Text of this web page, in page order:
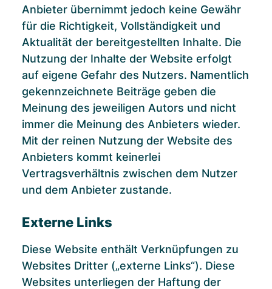
Anbieter übernimmt jedoch keine Gewähr
für die Richtigkeit, Vollständigkeit und
Aktualität der bereitgestellten Inhalte. Die
Nutzung der Inhalte der Website erfolgt
auf eigene Gefahr des Nutzers. Namentlich
gekennzeichnete Beiträge geben die
Meinung des jeweiligen Autors und nicht
immer die Meinung des Anbieters wieder.
Mit der reinen Nutzung der Website des
Anbieters kommt keinerlei
Vertragsverhältnis zwischen dem Nutzer
und dem Anbieter zustande.
Externe Links
Diese Website enthält Verknüpfungen zu
Websites Dritter („externe Links“). Diese
Websites unterliegen der Haftung der